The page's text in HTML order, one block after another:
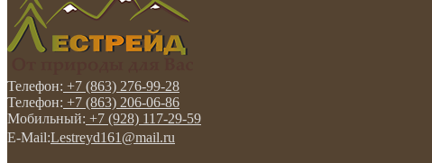
Телефон: +7 (863) 276-99-28
Телефон: +7 (863) 206-06-86
Мобильный: +7 (928) 117-29-59
E-Mail:Lestreyd161@mail.ru